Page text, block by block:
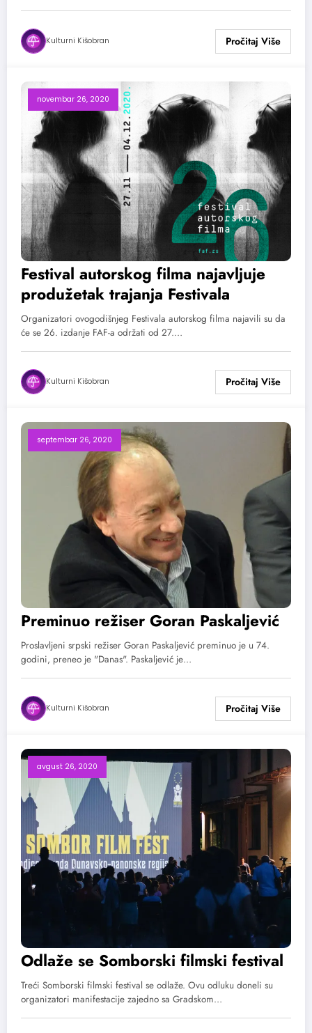
Kulturni Kišobran
novembar 26, 2020
Festival autorskog filma najavljuje
produžetak trajanja Festivala
Organizatori ovogodišnjeg Festivala autorskog filma najavili su da
će se 26. izdanje FAF-a održati od 27.…
Kulturni Kišobran
septembar 26, 2020
Preminuo režiser Goran Paskaljević
Proslavljeni srpski režiser Goran Paskaljević preminuo je u 74.
godini, preneo je "Danas". Paskaljević je…
Kulturni Kišobran
avgust 26, 2020
Odlaže se Somborski filmski festival
Treći Somborski filmski festival se odlaže. Ovu odluku doneli su
organizatori manifestacije zajedno sa Gradskom…